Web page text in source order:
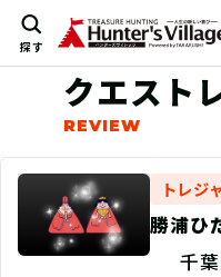
探す
クエスト
トレジ
勝浦ひ
べて見
千